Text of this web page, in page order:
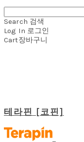
Search 검색
Log In 로그인
Cart장바구니
테라핀 [코핀]